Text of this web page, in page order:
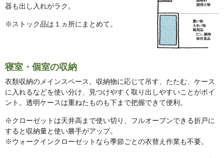
器も出し入れがラク。
※ストック品は１ヵ所にまとめて。
寝室・個室の収納
衣類収納のメインスペース。収納物に応じて吊す、たたむ、ケース
に入れるなどを使い分け、見つけやすく取り出しやすいことがポイ
ント。透明ケースは重ねたものも下まで把握できて便利。
※クローゼットは天井高まで使い切り、フルオープンできる折戸に
すると収納量と使い勝手がアップ。
※ウォークインクローゼットなら季節ごとの衣替え作業も不要。